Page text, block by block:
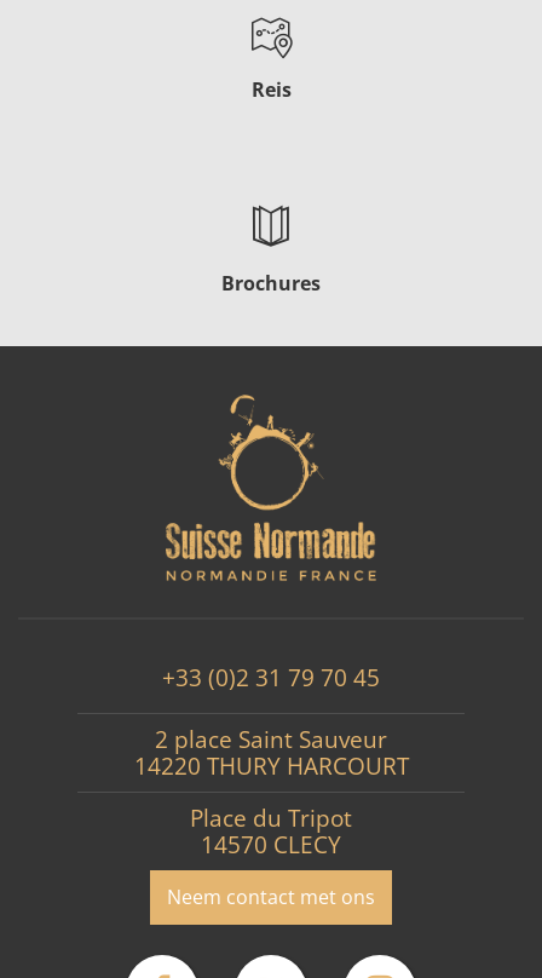
Reis
Brochures
+33 (0)2 31 79 70 45
2 place Saint Sauveur
14220 THURY HARCOURT
Place du Tripot
14570 CLECY
Neem contact met ons